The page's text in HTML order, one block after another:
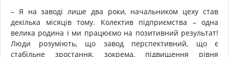
– Я на заводі лише два роки, начальником цеху став
декілька місяців тому. Колектив підприємства – одна
велика родина і ми працюємо на позитивний результат!
Люди розуміють, що завод перспективний, що є
стабільне зростання, зокрема, підвищення рівня